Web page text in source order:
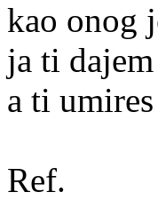
kao onog
ja ti
a ti
Ref.